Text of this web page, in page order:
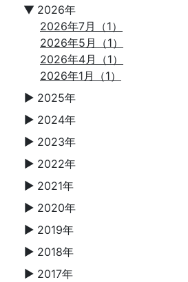
▼ 2026年
2026年7月（1）
2026年5月（1）
2026年4月（1）
2026年1月（1）
▼ 2025年
▼ 2024年
▼ 2023年
▼ 2022年
▼ 2021年
▼ 2020年
▼ 2019年
▼ 2018年
▼ 2017年